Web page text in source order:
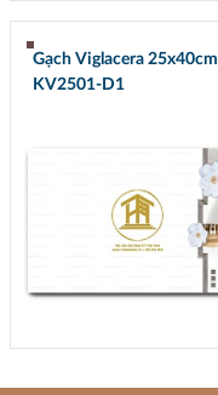
Gạch Viglacera 25x40cm
KV2501-D1